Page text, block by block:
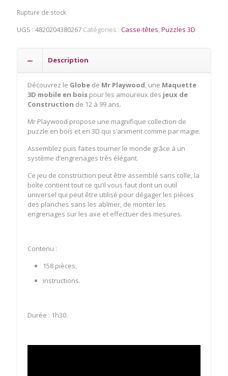
Rupture de stock
UGS : 4820204380267 Catégories : Casse-têtes Puzzles 3D
Description
Découvrez le Globe de Mr Playwood , une Maquette
3D mobile en bois pour les amoureux des jeux de
Construction de 12 à 99 ans.
Mr Playwood propose une magnifique collection de
puzzle en bois et en 3D qui s’animent comme par magie.
Assemblez puis faites tourner le monde grâce à un
système d’engrenages très élégant.
Ce jeu de construction peut être assemblé sans colle, la
boîte contient tout ce qu’il vous faut dont un outil
universel qui peut être utilisé pour dégager les pièces
des planches sans les abîmer, de monter les
engrenages sur les axe et effectuer des mesures.
Contenu :
158 pièces,
instructions.
Durée : 1h30.